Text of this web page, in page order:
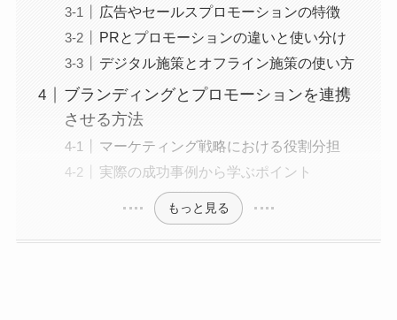
広告やセールスプロモーションの特徴
PRとプロモーションの違いと使い分け
デジタル施策とオフライン施策の使い方
ブランディングとプロモーションを連携
させる方法
マーケティング戦略における役割分担
実際の成功事例から学ぶポイント
もっと見る